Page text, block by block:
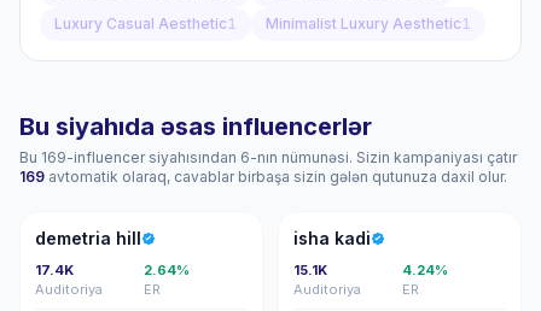
Luxury Casual Aesthetic 1 Minimalist Luxury Aesthetic 1
Bu siyahıda əsas influencerlər
Bu 169-influencer siyahısından 6-nın nümunəsi. Sizin kampaniyası çatır
169 avtomatik olaraq, cavablar birbaşa sizin gələn qutunuza daxil olur.
DH
demetria hill
17.4K
Auditoriya
2.64%
ER
IK
isha kadi
15.1K
Auditoriya
4.24%
ER